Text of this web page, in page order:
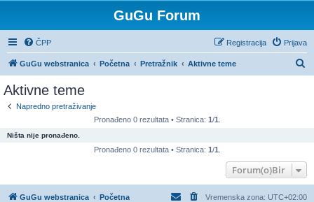
GuGu Forum
ČPP Prijava
Registracija
GuGu webstranica Početna Pretražnik Aktivne teme
ž
i
Aktivne teme
Napredno pretraživanje
Pronađeno 0 rezultata • Stranica: 1/1
Ništa nije pronađeno.
Pronađeno 0 rezultata • Stranica: 1/1
Forum(o)Bir
GuGu webstranica Početna Vremenska zona: UTC+02:00